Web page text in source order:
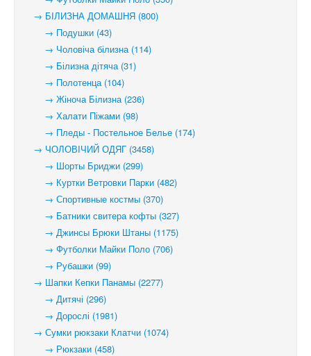
→ БІЛИЗНА ДОМАШНЯ (800)
→ Подушки (43)
→ Чоловіча білизна (114)
→ Білизна дітяча (31)
→ Полотенца (104)
→ Жіноча Білизна (236)
→ Халати Піжами (98)
→ Пледы - Постельное Белье (174)
→ ЧОЛОВІЧИЙ ОДЯГ (3458)
→ Шорты Бриджи (299)
→ Куртки Ветровки Парки (482)
→ Спортивные костмы (370)
→ Батники свитера кофты (327)
→ Джинсы Брюки Штаны (1175)
→ Футболки Майки Поло (706)
→ Рубашки (99)
→ Шапки Кепки Панамы (2277)
→ Дитячі (296)
→ Дорослі (1981)
→ Сумки рюкзаки Клатчи (1074)
→ Рюкзаки (458)